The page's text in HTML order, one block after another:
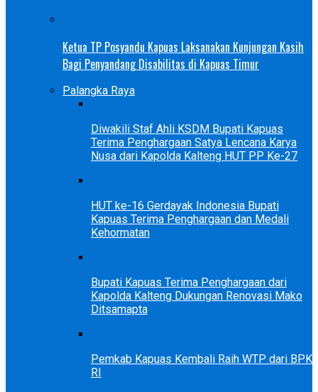
Ketua TP Posyandu Kapuas Laksanakan Kunjungan Kasih
Bagi Penyandang Disabilitas di Kapuas Timur
Palangka Raya
Diwakili Staf Ahli KSDM Bupati Kapuas
Terima Penghargaan Satya Lencana Karya
Nusa dari Kapolda Kalteng HUT PP Ke-27
HUT ke-16 Gerdayak Indonesia Bupati
Kapuas Terima Penghargaan dan Medali
Kehormatan
Bupati Kapuas Terima Penghargaan dari
Kapolda Kalteng Dukungan Renovasi Mako
Ditsamapta
Pemkab Kapuas Kembali Raih WTP dari BPK
RI